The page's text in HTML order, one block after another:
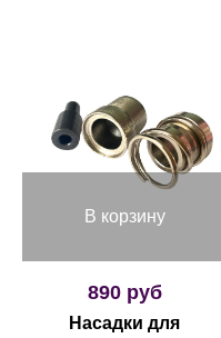
В корзину
890 руб
Насадки для